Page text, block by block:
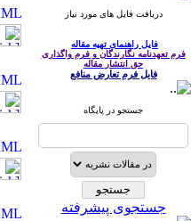
دریافت فایل های مورد نیاز
فایل راهنمای تهیه مقاله
فرم تعهدنامه نگارندگان و فرم واگذاری
حق انتشار مقاله
فایل فرم تعارض منافع
جستجو در پایگاه
جستجوی پیشرفته